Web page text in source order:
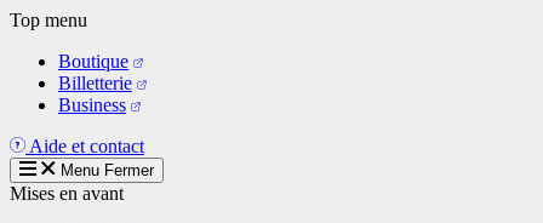
Aller
contenu
principal
Top menu
Boutique
Billetterie
Business
Aide et contact
Menu Fermer
Mises en avant